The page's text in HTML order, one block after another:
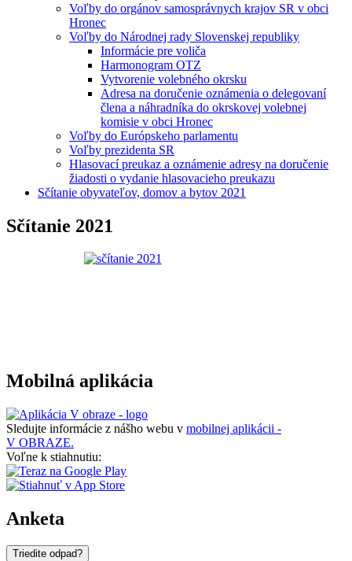
Voľby do orgánov samosprávnych krajov SR v obci
Hronec
Voľby do Národnej rady Slovenskej republiky
Informácie pre voliča
Harmonogram OTZ
Vytvorenie volebného okrsku
Adresa na doručenie oznámenia o delegovaní
člena a náhradníka do okrskovej volebnej
komisie v obci Hronec
Voľby do Európskeho parlamentu
Voľby prezidenta SR
Hlasovací preukaz a oznámenie adresy na doručenie
žiadosti o vydanie hlasovacieho preukazu
Sčítanie obyvateľov, domov a bytov 2021
Sčítanie 2021
Mobilná aplikácia
Sledujte informácie z nášho webu v mobilnej aplikácii -
V OBRAZE.
Voľne k stiahnutiu:
Anketa
Triedite odpad?